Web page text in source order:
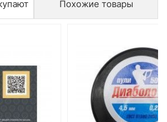
Похожие товары